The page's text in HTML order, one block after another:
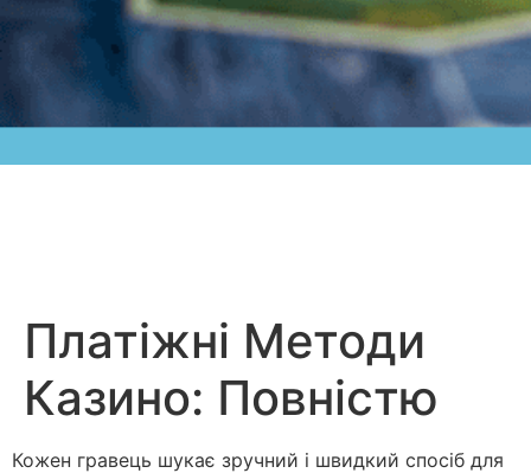
Платіжні Методи
Казино: Повністю
Кожен гравець шукає зручний і швидкий спосіб для